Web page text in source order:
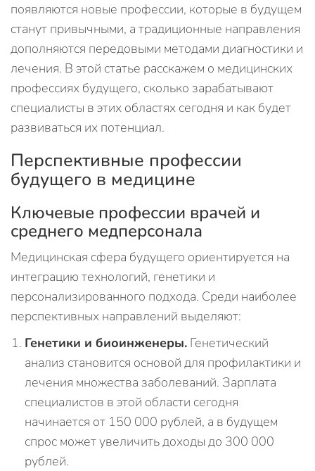
появляются новые профессии, которые в будущем
станут привычными, а традиционные направления
дополняются передовыми методами диагностики и
лечения. В этой статье расскажем о медицинских
профессиях будущего, сколько зарабатывают
специалисты в этих областях сегодня и как будет
развиваться их потенциал.
Перспективные профессии
будущего в медицине
Ключевые профессии врачей и
среднего медперсонала
Медицинская сфера будущего ориентируется на
интеграцию технологий, генетики и
персонализированного подхода. Среди наиболее
перспективных направлений выделяют:
Генетики и биоинженеры. Генетический
анализ становится основой для профилактики и
лечения множества заболеваний. Зарплата
специалистов в этой области сегодня
начинается от 150 000 рублей, а в будущем
спрос может увеличить доходы до 300 000
рублей.